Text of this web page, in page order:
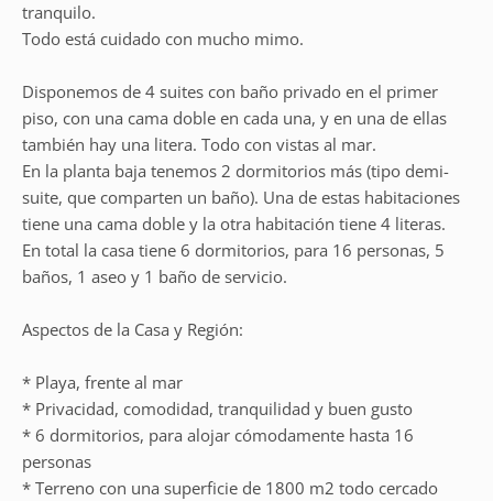
tranquilo.
Todo está cuidado con mucho mimo.
Disponemos de 4 suites con baño privado en el primer
piso, con una cama doble en cada una, y en una de ellas
también hay una litera. Todo con vistas al mar.
En la planta baja tenemos 2 dormitorios más (tipo demi-
suite, que comparten un baño). Una de estas habitaciones
tiene una cama doble y la otra habitación tiene 4 literas.
En total la casa tiene 6 dormitorios, para 16 personas, 5
baños, 1 aseo y 1 baño de servicio.
Aspectos de la Casa y Región:
* Playa, frente al mar
* Privacidad, comodidad, tranquilidad y buen gusto
* 6 dormitorios, para alojar cómodamente hasta 16
personas
* Terreno con una superficie de 1800 m2 todo cercado